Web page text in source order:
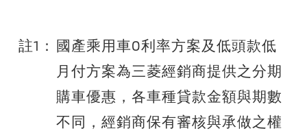
註1： 國產乘用車0利率方案及低頭款低
月付方案為三菱經銷商提供之分期
購車優惠，各車種貸款金額與期數
不同，經銷商保有審核與承做之權